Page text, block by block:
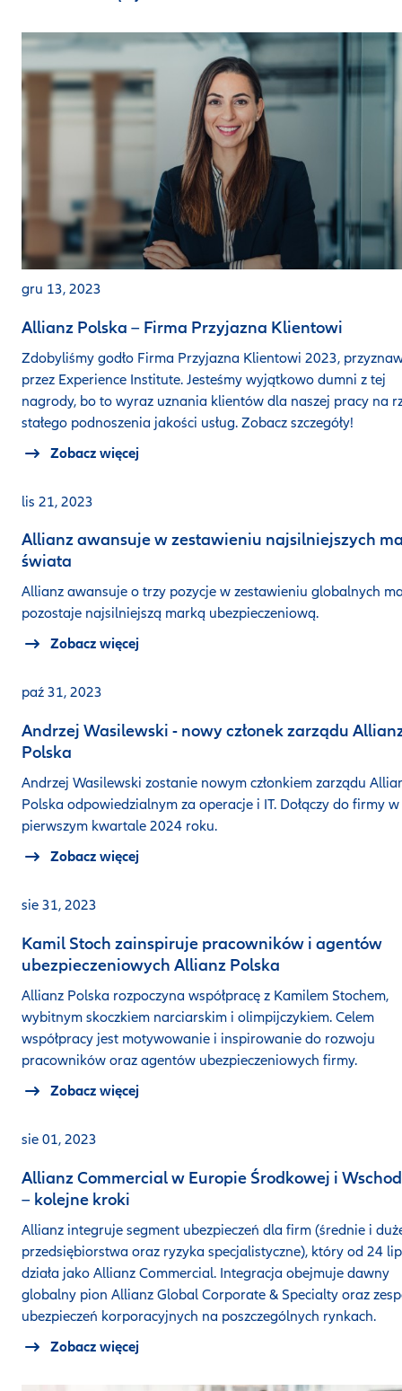
gru 13, 2023
Allianz Polska – Firma Przyjazna Klientowi
Zdobyliśmy godło Firma Przyjazna Klientowi 2023,
przez Experience Institute. Jesteśmy wyjątkowo dumni z tej
nagrody, bo to wyraz uznania klientów dla naszej pracy na
stałego podnoszenia jakości usług. Zobacz szczegóły!
Zobacz więcej
lis 21, 2023
Allianz awansuje w zestawieniu najsilniejszych
świata
Allianz awansuje o trzy pozycje w zestawieniu globalnych
pozostaje najsilniejszą marką ubezpieczeniową.
Zobacz więcej
paź 31, 2023
Andrzej Wasilewski - nowy członek zarządu
Polska
Andrzej Wasilewski zostanie nowym członkiem zarządu
Polska odpowiedzialnym za operacje i IT. Dołączy do firmy w
pierwszym kwartale 2024 roku.
Zobacz więcej
sie 31, 2023
Kamil Stoch zainspiruje pracowników i agentów
ubezpieczeniowych Allianz Polska
Allianz Polska rozpoczyna współpracę z Kamilem Stochem,
wybitnym skoczkiem narciarskim i olimpijczykiem. Celem
współpracy jest motywowanie i inspirowanie do rozwoju
pracowników oraz agentów ubezpieczeniowych firmy.
Zobacz więcej
sie 01, 2023
Allianz Commercial w Europie Środkowej i
– kolejne kroki
Allianz integruje segment ubezpieczeń dla firm (średnie i
przedsiębiorstwa oraz ryzyka specjalistyczne), który od 24
działa jako Allianz Commercial. Integracja obejmuje dawny
globalny pion Allianz Global Corporate & Specialty oraz
ubezpieczeń korporacyjnych na poszczególnych rynkach.
Zobacz więcej